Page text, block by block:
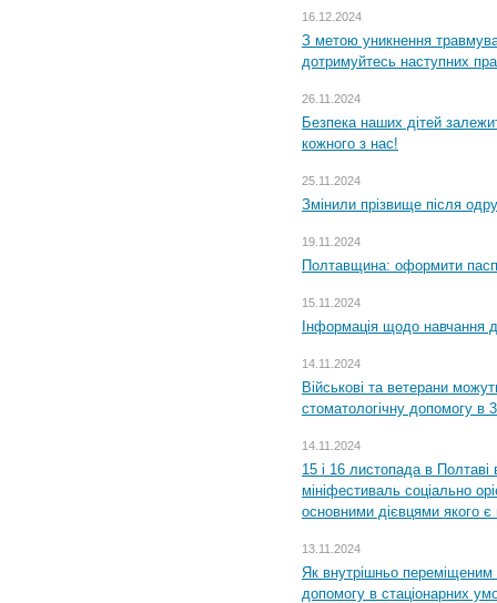
16.12.2024
З метою уникнення
дотримуйтесь наступних
26.11.2024
Безпека наших дітей
кожного з нас!
25.11.2024
Змінили прізвище після
19.11.2024
Полтавщина: оформити
15.11.2024
Інформація щодо навчання
14.11.2024
Військові та ветерани
стоматологічну допомогу в
14.11.2024
15 і 16 листопада в
мініфестиваль соціально
основними дієвцями якого є
13.11.2024
Як внутрішньо переміщеним
допомогу в стаціонарних